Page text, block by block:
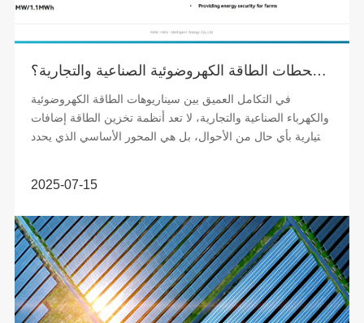
ما هو التخزين لمحطات الطاقة الكهروضوئية الصناعية والتجارية؟
في التكامل العميق بين سيناريوهات الطاقة الكهروضوئية
والكهرباء الصناعية والتجارية، لا تعد أنظمة تخزين الطاقة إضافات
اختيارية بأي حال من الأحوال، بل هي المحور الأساسي الذي يحدد
2025-07-15